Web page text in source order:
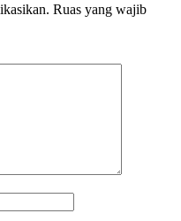
Ruas yang wajib